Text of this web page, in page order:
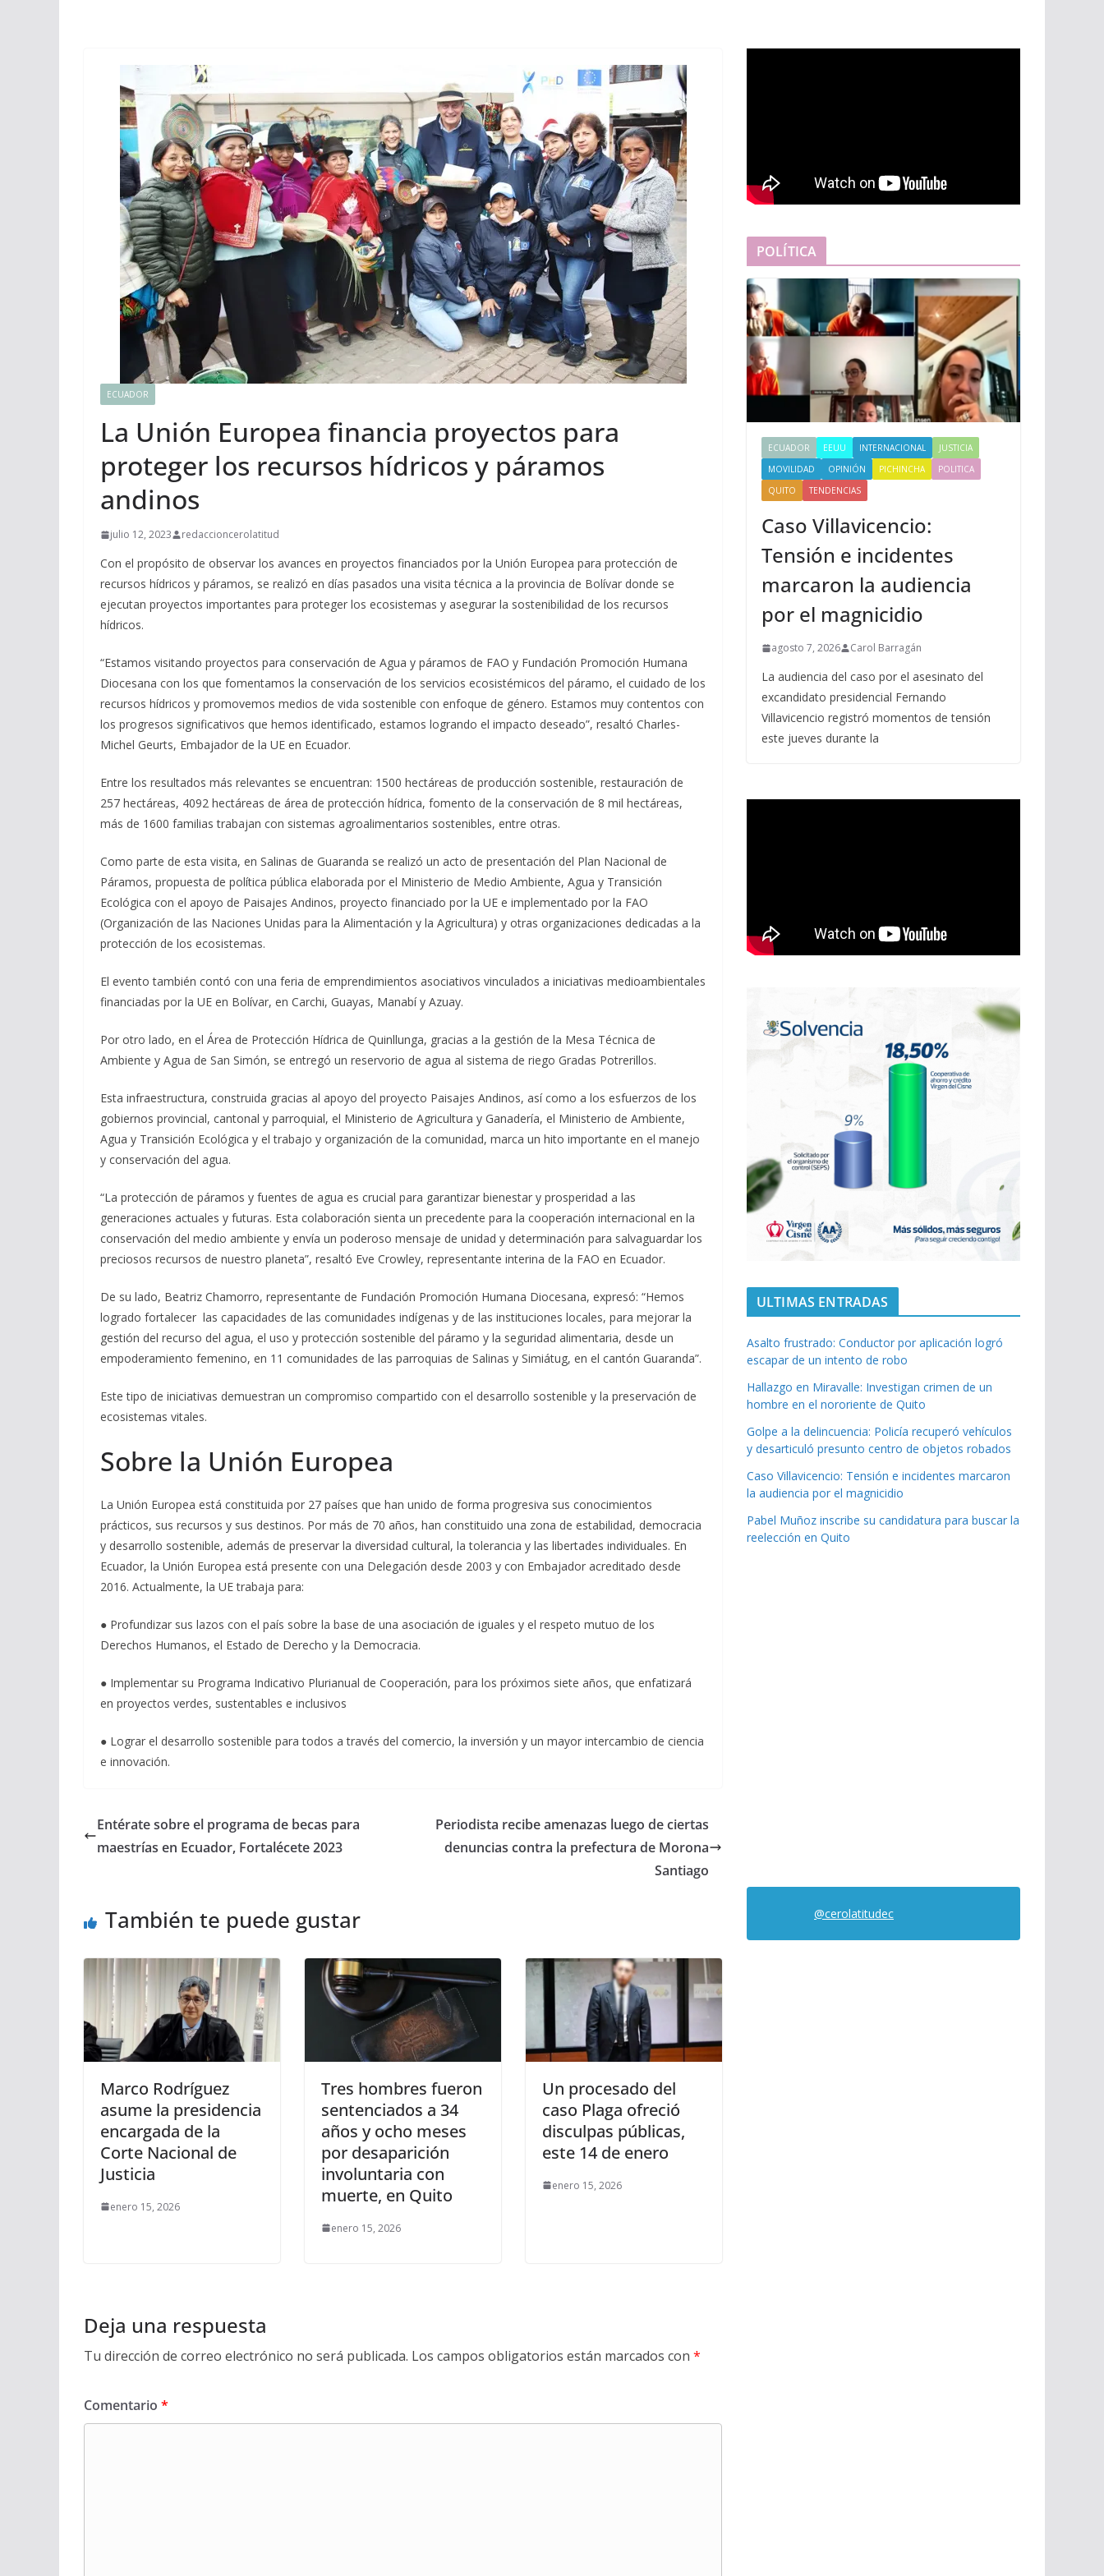
ECUADOR
La Unión Europea financia proyectos para
proteger los recursos hídricos y páramos
andinos
julio 12, 2023 redaccioncerolatitud
Con el propósito de observar los avances en proyectos financiados por la Unión Europea para protección de
recursos hídricos y páramos, se realizó en días pasados una visita técnica a la provincia de Bolívar donde se
ejecutan proyectos importantes para proteger los ecosistemas y asegurar la sostenibilidad de los recursos
hídricos.
“Estamos visitando proyectos para conservación de Agua y páramos de FAO y Fundación Promoción Humana
Diocesana con los que fomentamos la conservación de los servicios ecosistémicos del páramo, el cuidado de los
recursos hídricos y promovemos medios de vida sostenible con enfoque de género. Estamos muy contentos con
los progresos significativos que hemos identificado, estamos logrando el impacto deseado”, resaltó Charles-
Michel Geurts, Embajador de la UE en Ecuador.
Entre los resultados más relevantes se encuentran: 1500 hectáreas de producción sostenible, restauración de
257 hectáreas, 4092 hectáreas de área de protección hídrica, fomento de la conservación de 8 mil hectáreas,
más de 1600 familias trabajan con sistemas agroalimentarios sostenibles, entre otras.
Como parte de esta visita, en Salinas de Guaranda se realizó un acto de presentación del Plan Nacional de
Páramos, propuesta de política pública elaborada por el Ministerio de Medio Ambiente, Agua y Transición
Ecológica con el apoyo de Paisajes Andinos, proyecto financiado por la UE e implementado por la FAO
(Organización de las Naciones Unidas para la Alimentación y la Agricultura) y otras organizaciones dedicadas a la
protección de los ecosistemas.
El evento también contó con una feria de emprendimientos asociativos vinculados a iniciativas medioambientales
financiadas por la UE en Bolívar, en Carchi, Guayas, Manabí y Azuay.
Por otro lado, en el Área de Protección Hídrica de Quinllunga, gracias a la gestión de la Mesa Técnica de
Ambiente y Agua de San Simón, se entregó un reservorio de agua al sistema de riego Gradas Potrerillos.
Esta infraestructura, construida gracias al apoyo del proyecto Paisajes Andinos, así como a los esfuerzos de los
gobiernos provincial, cantonal y parroquial, el Ministerio de Agricultura y Ganadería, el Ministerio de Ambiente,
Agua y Transición Ecológica y el trabajo y organización de la comunidad, marca un hito importante en el manejo
y conservación del agua.
“La protección de páramos y fuentes de agua es crucial para garantizar bienestar y prosperidad a las
generaciones actuales y futuras. Esta colaboración sienta un precedente para la cooperación internacional en la
conservación del medio ambiente y envía un poderoso mensaje de unidad y determinación para salvaguardar los
preciosos recursos de nuestro planeta”, resaltó Eve Crowley, representante interina de la FAO en Ecuador.
De su lado, Beatriz Chamorro, representante de Fundación Promoción Humana Diocesana, expresó: “Hemos
logrado fortalecer las capacidades de las comunidades indígenas y de las instituciones locales, para mejorar la
gestión del recurso del agua, el uso y protección sostenible del páramo y la seguridad alimentaria, desde un
empoderamiento femenino, en 11 comunidades de las parroquias de Salinas y Simiátug, en el cantón Guaranda”. ​
Este tipo de iniciativas demuestran un compromiso compartido con el desarrollo sostenible y la preservación de
ecosistemas vitales.
Sobre la Unión Europea
La Unión Europea está constituida por 27 países que han unido de forma progresiva sus conocimientos
prácticos, sus recursos y sus destinos. Por más de 70 años, han constituido una zona de estabilidad, democracia
y desarrollo sostenible, además de preservar la diversidad cultural, la tolerancia y las libertades individuales. En
Ecuador, la Unión Europea está presente con una Delegación desde 2003 y con Embajador acreditado desde
2016. Actualmente, la UE trabaja para:
● Profundizar sus lazos con el país sobre la base de una asociación de iguales y el respeto mutuo de los
Derechos Humanos, el Estado de Derecho y la Democracia.
● Implementar su Programa Indicativo Plurianual de Cooperación, para los próximos siete años, que enfatizará
en proyectos verdes, sustentables e inclusivos
● Lograr el desarrollo sostenible para todos a través del comercio, la inversión y un mayor intercambio de ciencia
e innovación.
Entérate sobre el programa de becas para
maestrías en Ecuador, Fortalécete 2023
Periodista recibe amenazas luego de ciertas
denuncias contra la prefectura de Morona
Santiago
También te puede gustar
Marco Rodríguez
asume la presidencia
encargada de la
Corte Nacional de
Justicia
enero 15, 2026
Tres hombres fueron
sentenciados a 34
años y ocho meses
por desaparición
involuntaria con
muerte, en Quito
enero 15, 2026
Un procesado del
caso Plaga ofreció
disculpas públicas,
este 14 de enero
enero 15, 2026
Deja una respuesta
Tu dirección de correo electrónico no será publicada. Los campos obligatorios están marcados con *
Comentario *
POLÍTICA
ECUADOR EEUU INTERNACIONAL
JUSTICIA
MOVILIDAD
OPINIÓN PICHINCHA
POLITICA
QUITO
TENDENCIAS
Caso Villavicencio:
Tensión e incidentes
marcaron la audiencia
por el magnicidio
agosto 7, 2026 Carol Barragán
La audiencia del caso por el asesinato del
excandidato presidencial Fernando
Villavicencio registró momentos de tensión
este jueves durante la
ULTIMAS ENTRADAS
Asalto frustrado: Conductor por aplicación logró
escapar de un intento de robo
Hallazgo en Miravalle: Investigan crimen de un
hombre en el nororiente de Quito
Golpe a la delincuencia: Policía recuperó vehículos
y desarticuló presunto centro de objetos robados
Caso Villavicencio: Tensión e incidentes marcaron
la audiencia por el magnicidio
Pabel Muñoz inscribe su candidatura para buscar la
reelección en Quito
@cerolatitudec